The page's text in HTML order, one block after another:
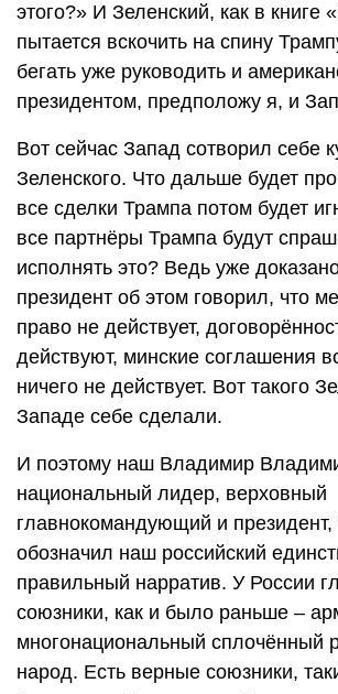
этого?» И Зеленский, как в книге
пытается вскочить на спину
бегать уже руководить и
президентом, предположу я, и
Вот сейчас Запад сотворил себе
Зеленского. Что дальше будет
все сделки Трампа потом будет
все партнёры Трампа будут
исполнять это? Ведь уже
президент об этом говорил, что
право не действует,
действуют, минские соглашения
ничего не действует. Вот такого
Западе себе сделали.
И поэтому наш Владимир
национальный лидер, верховный
главнокомандующий и президент,
обозначил наш российский
правильный нарратив. У России
союзники, как и было раньше –
многонациональный сплочённый
народ. Есть верные союзники,